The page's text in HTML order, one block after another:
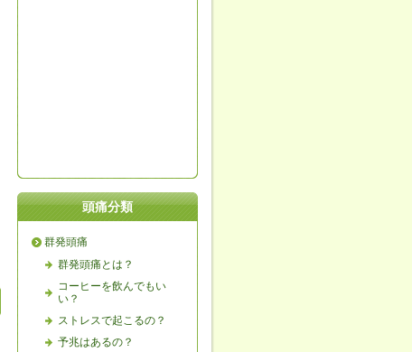
頭痛分類
群発頭痛
群発頭痛とは？
コーヒーを飲んでもい
い？
ストレスで起こるの？
予兆はあるの？